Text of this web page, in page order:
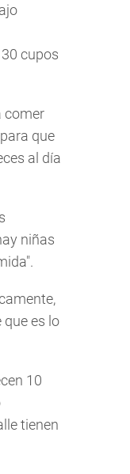
cupos
comer
que
al día
niñas
es lo
10
tienen